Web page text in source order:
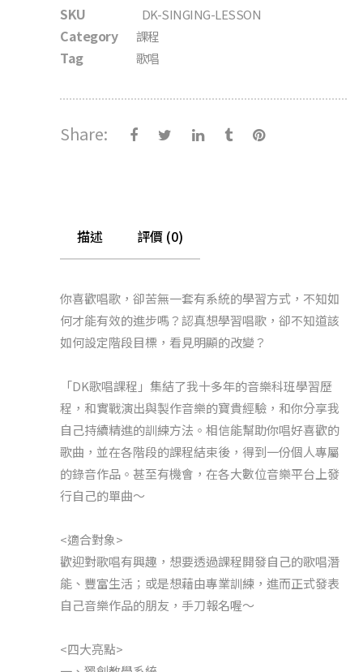
SKU DK-SINGING-LESSON
Category 課程
Tag 歌唱
Share:
描述 評價 (0)
你喜歡唱歌，卻苦無一套有系統的學習方式，不知如
何才能有效的進步嗎？認真想學習唱歌，卻不知道該
如何設定階段目標，看見明顯的改變？
「DK歌唱課程」集結了我十多年的音樂科班學習歷
程，和實戰演出與製作音樂的寶貴經驗，和你分享我
自己持續精進的訓練方法。相信能幫助你唱好喜歡的
歌曲，並在各階段的課程結束後，得到一份個人專屬
的錄音作品。甚至有機會，在各大數位音樂平台上發
行自己的單曲～
<適合對象>
歡迎對歌唱有興趣，想要透過課程開發自己的歌唱潛
能、豐富生活；或是想藉由專業訓練，進而正式發表
自己音樂作品的朋友，手刀報名喔～
<四大亮點>